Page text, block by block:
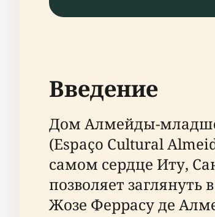
Введение
Дом Алмейды-
(Espaço Cultural
самом сердце Иту,
позволяет
Жозе Феррасу де